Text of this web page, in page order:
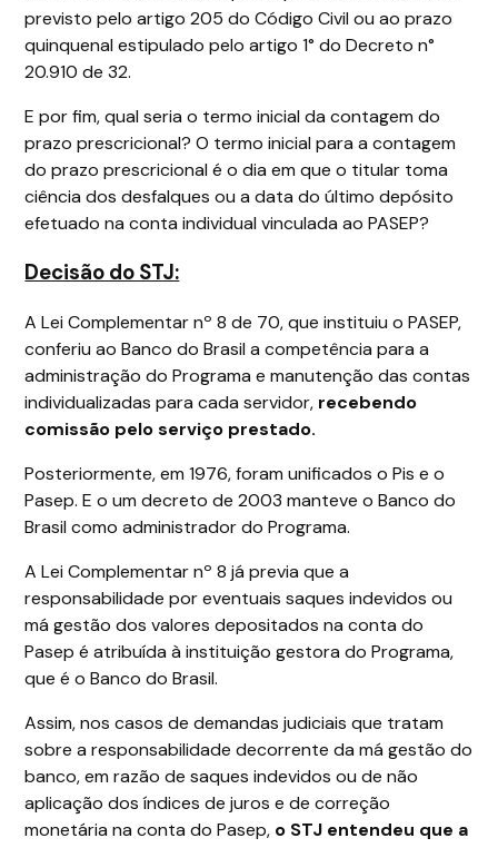
previsto pelo artigo 205 do Código Civil ou ao prazo
quinquenal estipulado pelo artigo 1° do Decreto n°
20.910 de 32.
E por fim, qual seria o termo inicial da contagem do
prazo prescricional? O termo inicial para a contagem
do prazo prescricional é o dia em que o titular toma
ciência dos desfalques ou a data do último depósito
efetuado na conta individual vinculada ao PASEP?
Decisão do STJ:
A Lei Complementar nº 8 de 70, que instituiu o PASEP,
conferiu ao Banco do Brasil a competência para a
administração do Programa e manutenção das contas
individualizadas para cada servidor, recebendo
comissão pelo serviço prestado.
Posteriormente, em 1976, foram unificados o Pis e o
Pasep. E o um decreto de 2003 manteve o Banco do
Brasil como administrador do Programa.
A Lei Complementar nº 8 já previa que a
responsabilidade por eventuais saques indevidos ou
má gestão dos valores depositados na conta do
Pasep é atribuída à instituição gestora do Programa,
que é o Banco do Brasil.
Assim, nos casos de demandas judiciais que tratam
sobre a responsabilidade decorrente da má gestão do
banco, em razão de saques indevidos ou de não
aplicação dos índices de juros e de correção
monetária na conta do Pasep, o STJ entendeu que a